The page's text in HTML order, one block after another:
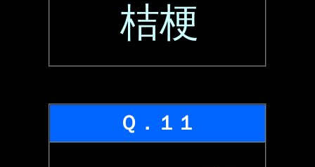
桔梗
Ｑ．１１